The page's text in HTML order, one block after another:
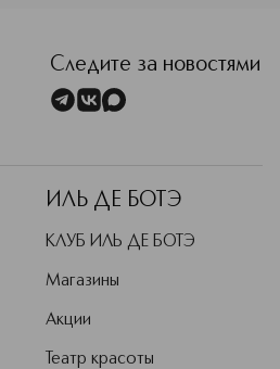
Следите за новостями
ИЛЬ ДЕ БОТЭ
КЛУБ ИЛЬ ДЕ БОТЭ
Магазины
Акции
Театр красоты